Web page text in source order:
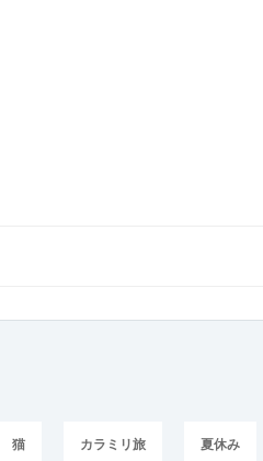
猫 カラミリ旅 夏休み